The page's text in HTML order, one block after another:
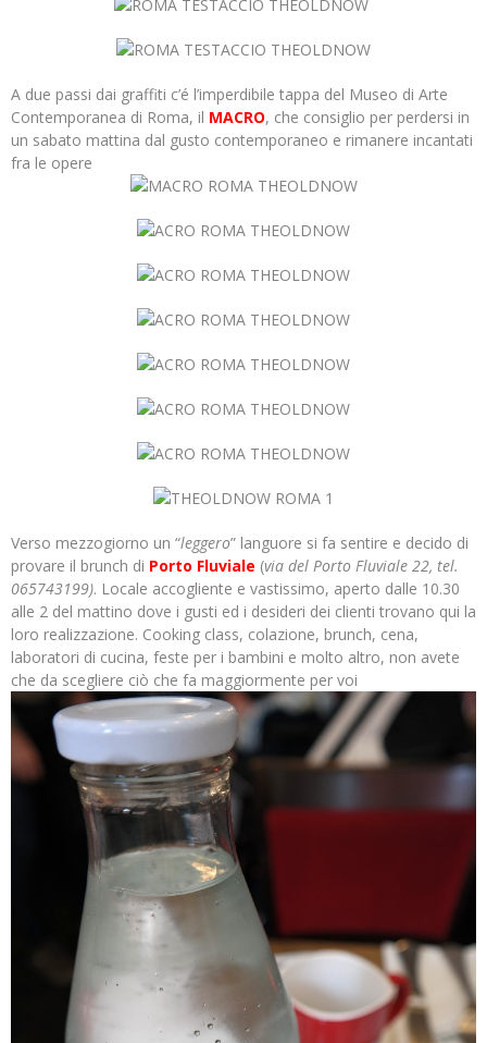
A due passi dai graffiti c’é l’imperdibile tappa del Museo di Arte
Contemporanea di Roma, il MACRO, che consiglio per perdersi in
un sabato mattina dal gusto contemporaneo e rimanere incantati
fra le opere
Verso mezzogiorno un “leggero” languore si fa sentire e decido di
provare il brunch di Porto Fluviale (via del Porto Fluviale 22, tel.
065743199). Locale accogliente e vastissimo, aperto dalle 10.30
alle 2 del mattino dove i gusti ed i desideri dei clienti trovano qui la
loro realizzazione. Cooking class, colazione, brunch, cena,
laboratori di cucina, feste per i bambini e molto altro, non avete
che da scegliere ciò che fa maggiormente per voi